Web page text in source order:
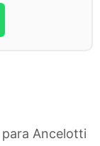
Ancelotti